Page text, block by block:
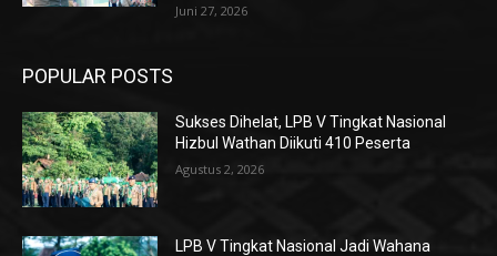
Juni 27, 2026
POPULAR POSTS
Sukses Dihelat, LPB V Tingkat Nasional
Hizbul Wathan Diikuti 410 Peserta
Agustus 2, 2026
LPB V Tingkat Nasional Jadi Wahana